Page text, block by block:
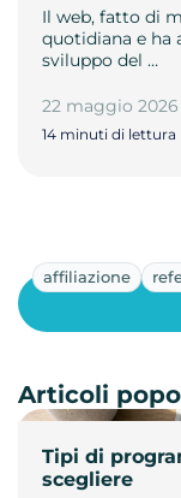
Il web, fatto di
quotidiana e ha
sviluppo del …
22 maggio 2026
14 minuti di lettura
affiliazione
Tipi di
scegliere
Articoli